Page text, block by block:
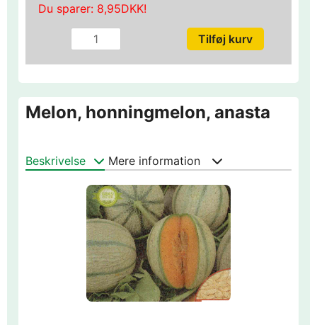
Du sparer: 8,95DKK!
Melon, honningmelon, anasta
Beskrivelse Mere information